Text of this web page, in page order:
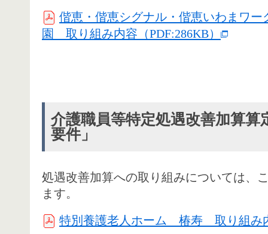
偕恵・偕恵シグナル・偕恵いわまワー
園 取り組み内容（PDF:286KB）
介護職員等特定処遇改善加算算
要件」
処遇改善加算への取り組みについては、
ます。
特別養護老人ホーム 椿寿 取り組み